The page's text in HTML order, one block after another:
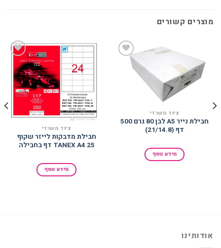
מוצרים קשורים
ציוד משרדי
חבילת נייר A5 לבן 80 גרם 500
דף (21/14.8)
מידע נוסף
הוסף
למועדפים
ציוד משרדי
חבילת מדבקות לייזר שקוף
TANEX A4 25 דף בחבילה
מידע נוסף
אודותינו